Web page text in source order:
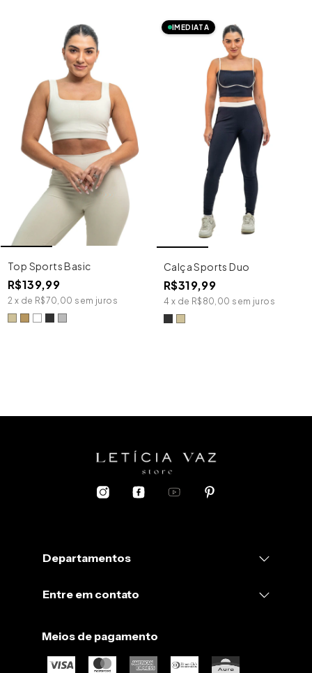
Top Sports Basic
R$139,99
2 x de R$70,00 sem juros
Calça Sports Duo
R$319,99
4 x de R$80,00 sem juros
IMEDIATA
Departamentos
Entre em contato
Meios de pagamento